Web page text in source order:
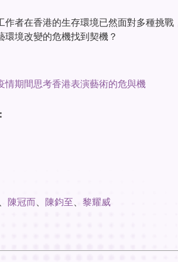
作者在香港的生存環境已然面對多種挑
環境改變的危機找到契機？
情期間思考香港表演藝術的危與機
陳冠而 陳鈞至
黎耀威